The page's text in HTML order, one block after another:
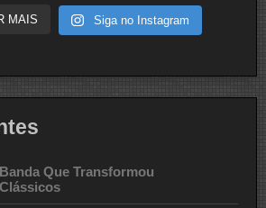
MAIS Siga no Instagram
Que Transformou